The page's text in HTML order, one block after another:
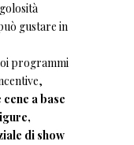
gustare in
programmi
a base
di show